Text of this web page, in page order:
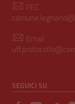
PEC
Email
SEGUICI SU